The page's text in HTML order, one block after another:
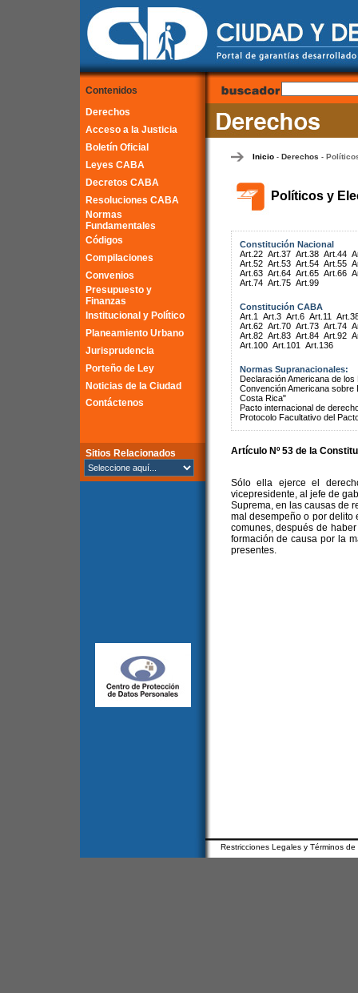
Contenidos
Derechos
Acceso a la Justicia
Boletín Oficial
Leyes CABA
Decretos CABA
Resoluciones CABA
Normas
Fundamentales
Códigos
Compilaciones
Convenios
Presupuesto y
Finanzas
Institucional y Político
Planeamiento Urbano
Jurisprudencia
Porteño de Ley
Noticias de la Ciudad
Contáctenos
Sitios Relacionados
Inicio- Derechos -
Políticos y
Constitución Nacional
Art.22 Art.37 Art.38 Art.44
Art.52 Art.53 Art.54 Art.55
Art.63 Art.64 Art.65 Art.66
Art.74 Art.75 Art.99
Constitución CABA
Art.1
Art.3 Art.6 Art.11
Art.62 Art.70 Art.73 Art.74
Art.82 Art.83 Art.84 Art.92
Art.100 Art.101 Art.136
Normas Supranacionales:
Declaración Americana de
Convención Americana
Costa Rica"
Pacto internacional de
Protocolo Facultativo del
Artículo Nº 53 de la
Sólo ella ejerce el
vicepresidente, al jefe de
Suprema, en las causas de
mal desempeño o por delito
comunes, después de
formación de causa por la
presentes.
Restricciones Legales y Términos de